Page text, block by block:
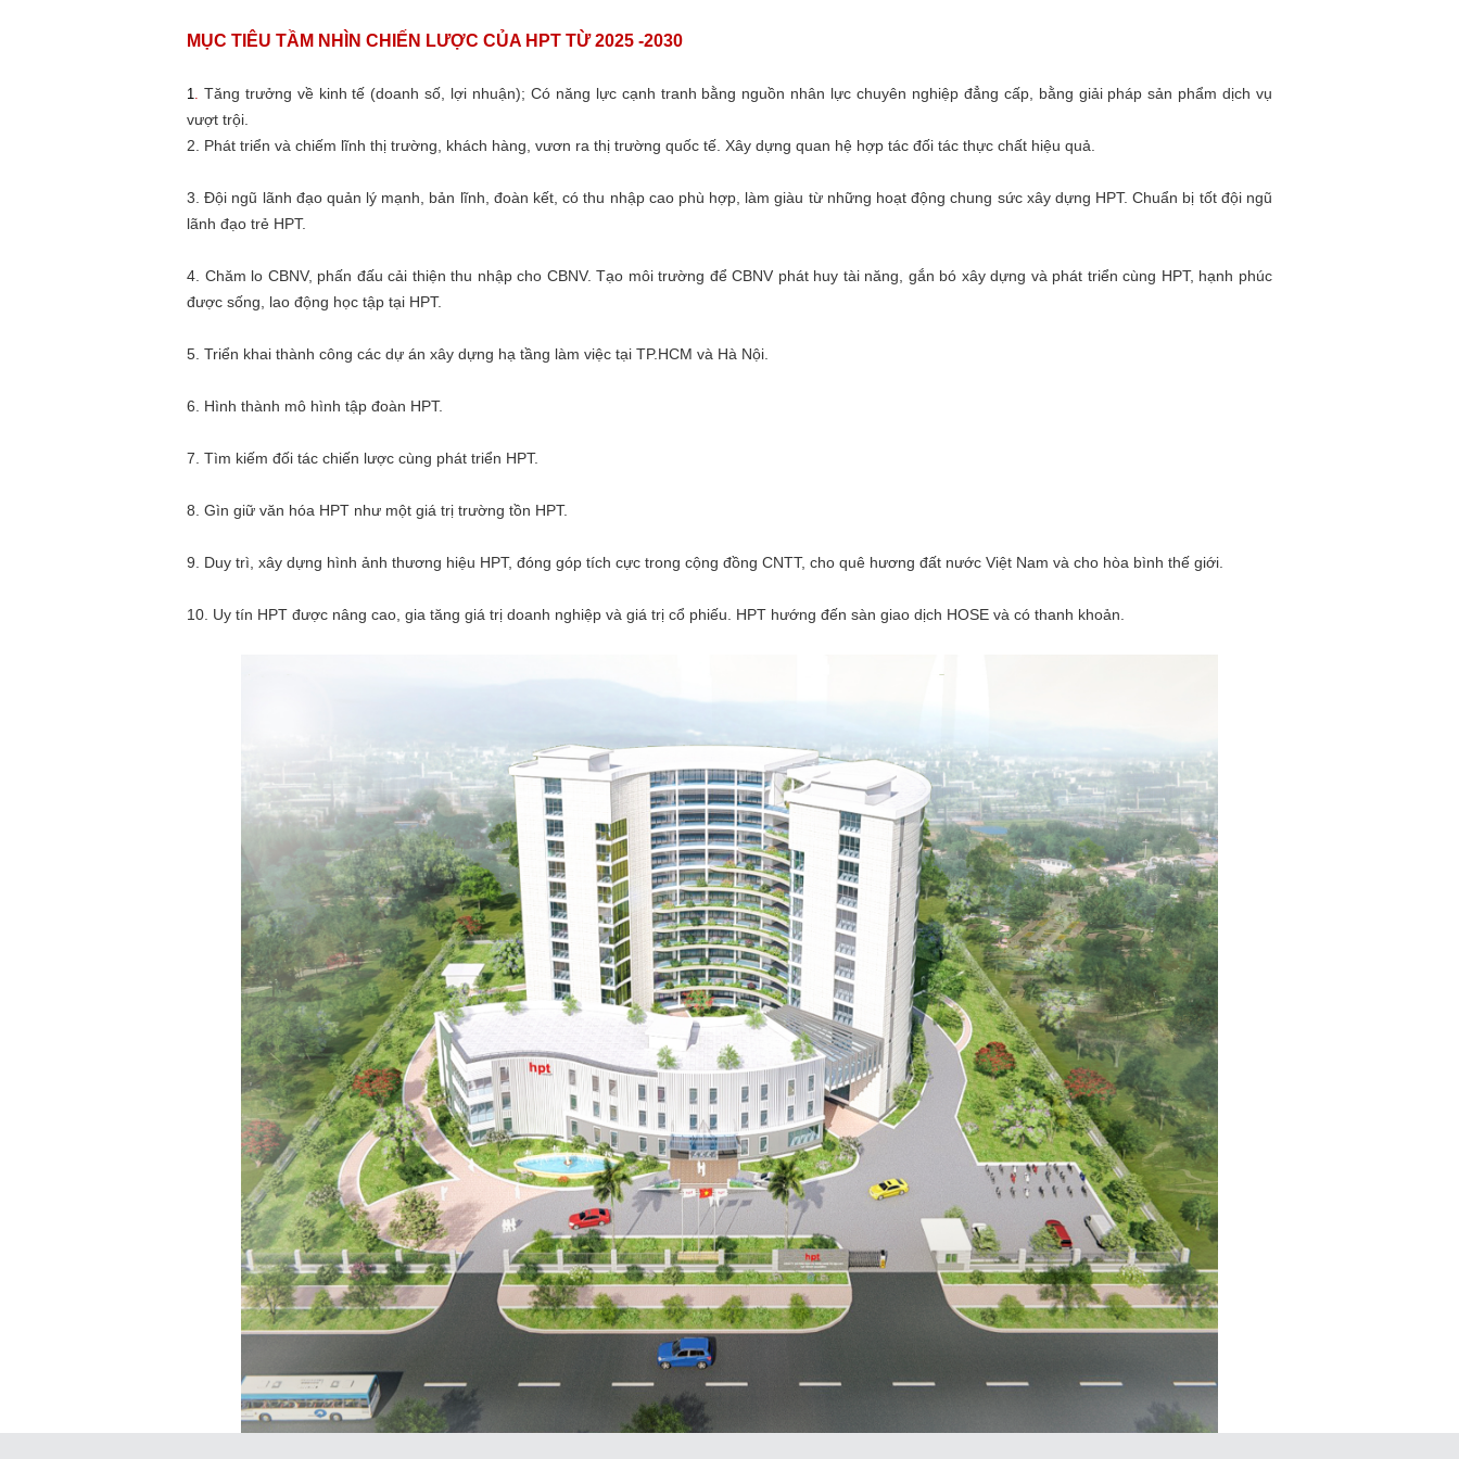
MỤC TIÊU TẦM NHÌN CHIẾN LƯỢC CỦA HPT TỪ 2025 -2030
1. Tăng trưởng về kinh tế (doanh số, lợi nhuận); Có năng lực cạnh tranh bằng nguồn nhân lực chuyên nghiệp đẳng cấp, bằng giải pháp sản phẩm dịch vụ
vượt trội.
2. Phát triển và chiếm lĩnh thị trường, khách hàng, vươn ra thị trường quốc tế. Xây dựng quan hệ hợp tác đối tác thực chất hiệu quả.
3. Đội ngũ lãnh đạo quản lý mạnh, bản lĩnh, đoàn kết, có thu nhập cao phù hợp, làm giàu từ những hoạt động chung sức xây dựng HPT. Chuẩn bị tốt đội ngũ
lãnh đạo trẻ HPT.
4. Chăm lo CBNV, phấn đấu cải thiện thu nhập cho CBNV. Tạo môi trường để CBNV phát huy tài năng, gắn bó xây dựng và phát triển cùng HPT, hạnh phúc
được sống, lao động học tập tại HPT.
5. Triển khai thành công các dự án xây dựng hạ tầng làm việc tại TP.HCM và Hà Nội.
6. Hình thành mô hình tập đoàn HPT.
7. Tìm kiếm đối tác chiến lược cùng phát triển HPT.
8. Gìn giữ văn hóa HPT như một giá trị trường tồn HPT.
9. Duy trì, xây dựng hình ảnh thương hiệu HPT, đóng góp tích cực trong cộng đồng CNTT, cho quê hương đất nước Việt Nam và cho hòa bình thế giới.
10. Uy tín HPT được nâng cao, gia tăng giá trị doanh nghiệp và giá trị cổ phiếu. HPT hướng đến sàn giao dịch HOSE và có thanh khoản.